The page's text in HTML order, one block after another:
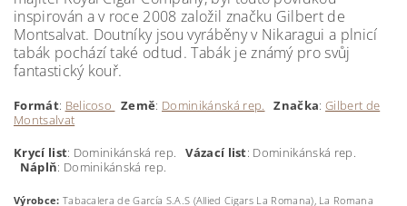
inspirován a v roce 2008 založil značku Gilbert de
Montsalvat. Doutníky jsou vyráběny v Nikaragui a plnicí
tabák pochází také odtud. Tabák je známý pro svůj
fantastický kouř.
Formát: Belicoso Země: Dominikánská rep. Značka:Gilbert de
Montsalvat
Krycí list: Dominikánská rep.Vázací list: Dominikánská rep.
Náplň: Dominikánská rep.
Výrobce: Tabacalera de García S.A.S (Allied Cigars La Romana), La Romana